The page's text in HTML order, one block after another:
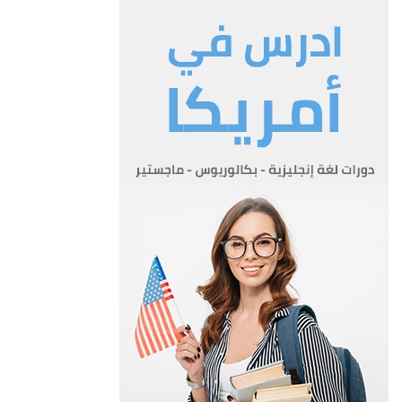
ومتابعة تطبيق وصف الوظائف وتصنيفها 0
?و-المساهمة في اعداد سياسات واستراتيجيات التدريب وبناء
القدرات في القطاع العام ، وتقديم الدعم والمشورة
لبناء قدرات مؤسسات القطاع العام في مجال ادارة الموارد البشرية
واعادة هيكلة الخدمات الحكومية وتحسينها 0
ز- نشر ثقافة الابداع والتميز في القطاع العام وتكريسها.
ح- دعم آليات صنع القرار ورسم السياسات وتقديم الدعم الفني في
?ط-أي مهام اخرى يرى مجلس الوزراء او رئيس الوزراء تكليفها بها 0
يتكون الهيكل التنظيمي للوزارة من :-
‌أ- الامين العام 0
‌ب- مساعد الامين العام 0